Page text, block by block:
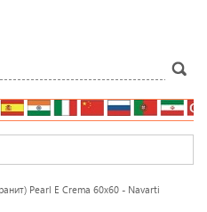
Pearl E Crema 60x60 - Navarti